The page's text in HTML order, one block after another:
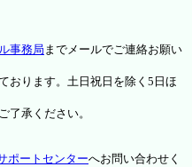
事務局 までメールでご連絡お願い
おります。土日祝日を除く5日ほ
了承ください。
ポートセンターへお問い合わせく